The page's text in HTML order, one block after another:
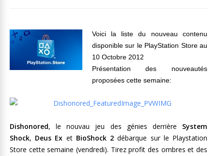
Voici la liste du nouveau contenu
disponible sur le PlayStation Store au
10 Octobre 2012
Présentation des nouveautés
proposées cette semaine:
Dishonored, le nouvau jeu des génies derrière System
Shock, Deus Ex et BioShock 2débarque sur le Playstation
Store cette semaine (vendredi). Tirez profit des ombres et des